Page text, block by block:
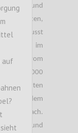
und
austatten,
bewusst
im
vom
1.000
dem
nicht nach.
aufgrund
auf